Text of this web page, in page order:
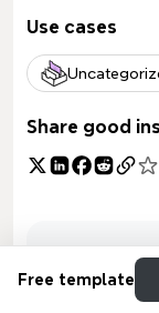
Use cases
Share good
Free template